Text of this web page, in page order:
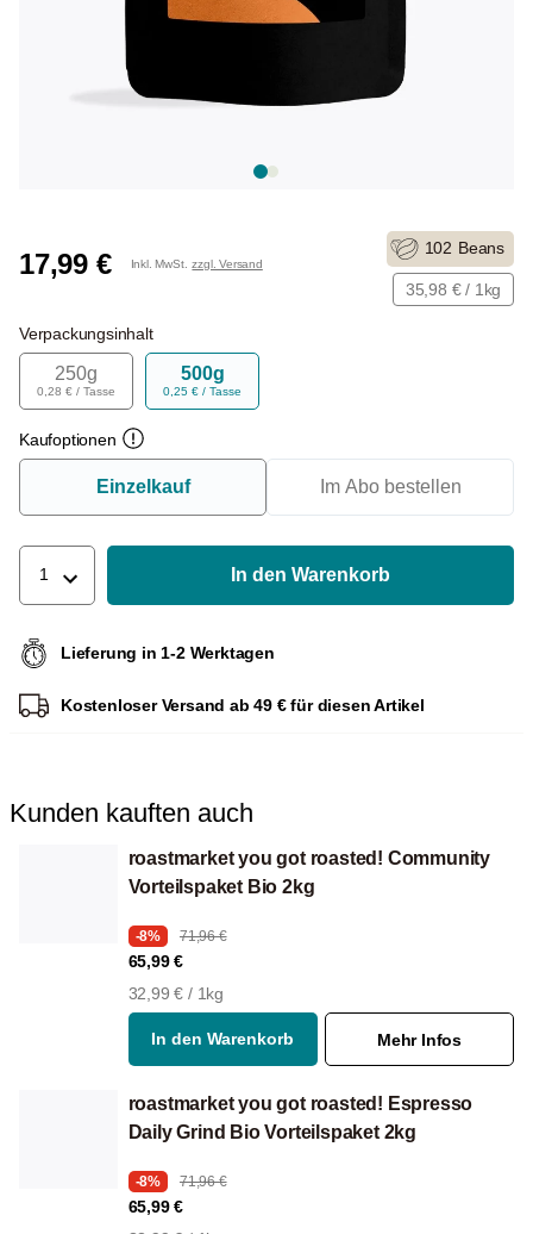
17,99 € Inkl. MwSt. zzgl. Versand
102 Beans
35,98 € / 1kg
Verpackungsinhalt
250g
0,28 € / Tasse
500g
0,25 € / Tasse
Kaufoptionen
Einzelkauf Im Abo bestellen
1 In den Warenkorb
Lieferung in 1-2 Werktagen
Kostenloser Versand ab 49 € für diesen Artikel
Kunden kauften auch
roastmarket you got roasted! Community
Vorteilspaket Bio 2kg
-8% 71,96 €
65,99 €
32,99 € / 1kg
In den Warenkorb Mehr Infos
roastmarket you got roasted! Espresso
Daily Grind Bio Vorteilspaket 2kg
-8% 71,96 €
65,99 €